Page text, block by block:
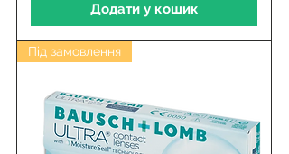
Додати у кошик
Під замовлення